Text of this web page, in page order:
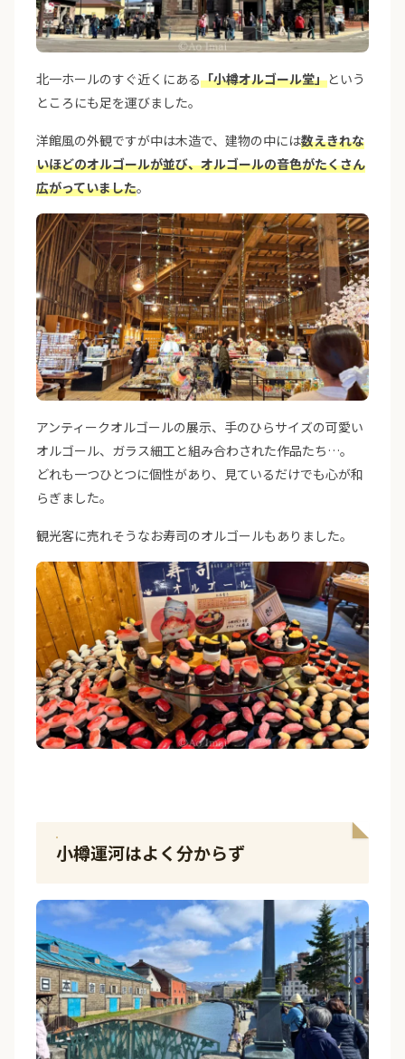
北一ホールのすぐ近くにある「小樽オルゴール堂」という
ところにも足を運びました。
洋館風の外観ですが中は木造で、建物の中には数えきれな
いほどのオルゴールが並び、オルゴールの音色がたくさん
広がっていました。
アンティークオルゴールの展示、手のひらサイズの可愛い
オルゴール、ガラス細工と組み合わされた作品たち…。
どれも一つひとつに個性があり、見ているだけでも心が和
らぎました。
観光客に売れそうなお寿司のオルゴールもありました。
小樽運河はよく分からず